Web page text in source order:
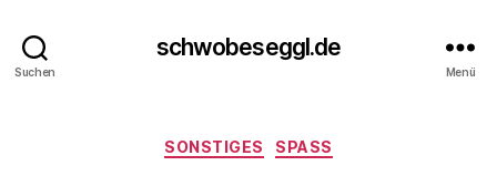
Suchen
schwobeseggl.de
Menü
Kategorien
SONSTIGES SPASS